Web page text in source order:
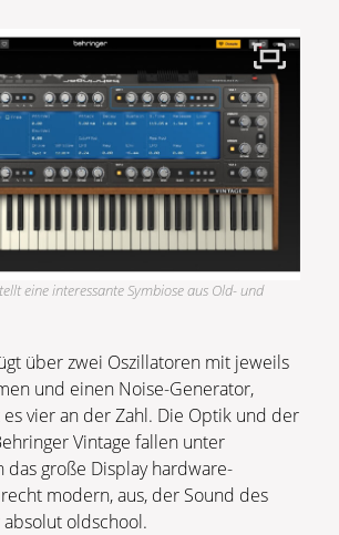
eine interessante Symbiose aus Old- und
über zwei Oszillatoren mit jeweils
und einen Noise-Generator,
vier an der Zahl. Die Optik und der
Vintage fallen unter
große Display hardware-
modern, aus, der Sound des
absolut oldschool.